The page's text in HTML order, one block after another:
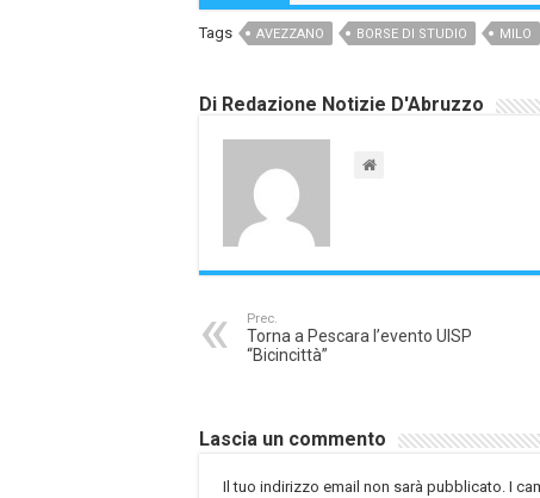
Tags AVEZZANO BORSE DI STUDIO MILO
Di Redazione Notizie D'Abruzzo
Prec.
Torna a Pescara l’evento UISP
“Bicincittà”
Lascia un commento
Il tuo indirizzo email non sarà pubblicato. I